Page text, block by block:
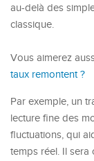
au-delà des
classique.
Vous aimerez
taux remontent ?
Par exemple, un
lecture fine des
fluctuations, qui
temps réel. Il sera